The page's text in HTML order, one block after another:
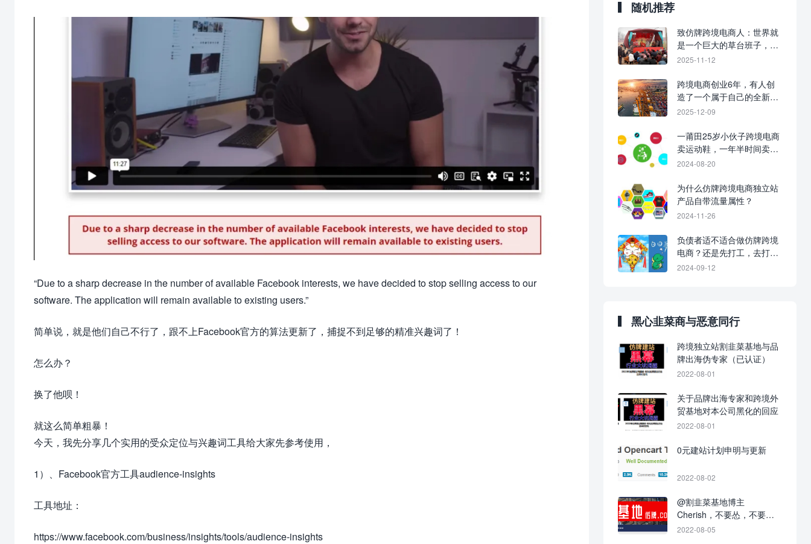
“Due to a sharp decrease in the number of available Facebook interests, we have decided to stop selling access to our
software. The application will remain available to existing users.”
简单说，就是他们自己不行了，跟不上Facebook官方的算法更新了，捕捉不到足够的精准兴趣词了！
怎么办？
换了他呗！
就这么简单粗暴！
今天，我先分享几个实用的受众定位与兴趣词工具给大家先参考使用，
1）、Facebook官方工具audience-insights
工具地址：
https://www.facebook.com/business/insights/tools/audience-insights
随机推荐
致仿牌跨境电商人：世界就
是一个巨大的草台班子，不
要太较真！
2025-11-12
跨境电商创业6年，有人创
造了一个属于自己的全新时
代。
2025-12-09
一莆田25岁小伙子跨境电商
卖运动鞋，一年半时间卖出
10000+单
2024-08-20
为什么仿牌跨境电商独立站
产品自带流量属性？
2024-11-26
负债者适不适合做仿牌跨境
电商？还是先打工，去打螺
丝也行！
2024-09-12
黑心韭菜商与恶意同行
跨境独立站割韭菜基地与品
牌出海伪专家（已认证）
2022-08-01
关于品牌出海专家和跨境外
贸基地对本公司黑化的回应
2022-08-01
0元建站计划申明与更新
2022-08-02
@割韭菜基地博主
Cherish，不要怂，不要不
回应，不要当缩头乌龟！
2022-08-05